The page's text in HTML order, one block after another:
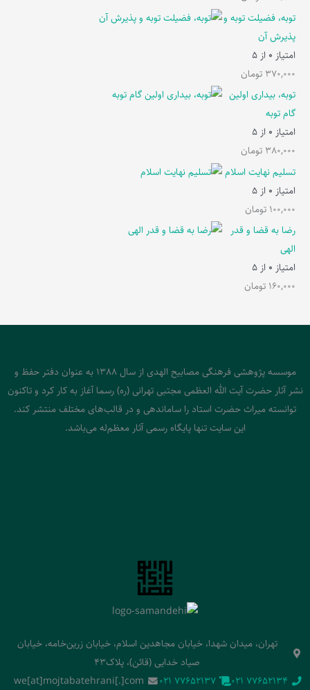
توبه، فضیلت توبه و
پذیرش آن
امتیاز 0 از 5
370,000 تومان
توبه، بیداری اولین
گام توبه
امتیاز 0 از 5
380,000 تومان
تسلیم نهایت اسلام
امتیاز 0 از 5
100,000 تومان
رضا به قضا و قدر
الهی
امتیاز 0 از 5
160,000 تومان
موسسه پژوهشی فرهنگی مصابیح الهدی از سال 1388 به عنوان دفتر حفظ و
نشر آثار حضرت آیت الله العظمی مجتبی تهرانی (ره) رسما آغاز به کار کرد و تاکنون
توانسته میراث حضرت استاد را ساماندهی و در قالب‌های مختلف منتشر کند.
این سایت تنها پایگاه رسمی آثار معظم‌له می‌باشد.
تهران، میدان شهدا، خیابان مجاهدین اسلام، خیابان زرین‌خامه، خیابان
صیاد خدایی (قائن)، پلاک43
‭021 77652134‬
‭021 77652137‬
we[at]mojtabatehrani[.]com